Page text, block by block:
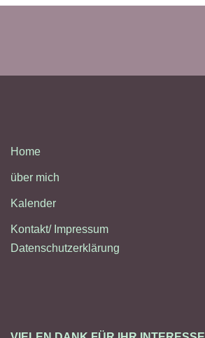
Home
über mich
Kalender
Kontakt/ Impressum
Datenschutzerklärung